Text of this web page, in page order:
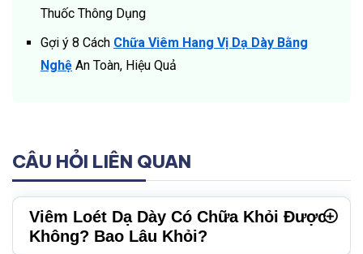
Thuốc Thông Dụng
Gợi ý 8 Cách Chữa Viêm Hang Vị Dạ Dày Bằng
Nghệ An Toàn, Hiệu Quả
CÂU HỎI LIÊN QUAN
Viêm Loét Dạ Dày Có Chữa Khỏi Được
Không? Bao Lâu Khỏi?